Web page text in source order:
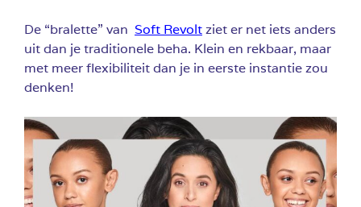
De “bralette” van Soft Revoltziet er net iets anders
uit dan je traditionele beha. Klein en rekbaar, maar
met meer flexibiliteit dan je in eerste instantie zou
denken!